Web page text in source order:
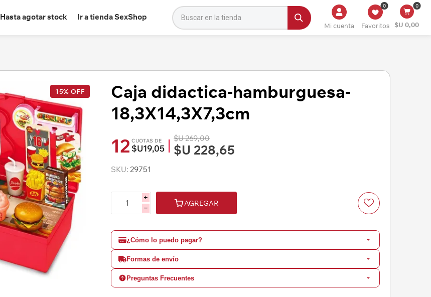
Hasta agotar stock Ir a tienda SexShop
Mi cuenta Favoritos
0 0
$U 0,00
15% OFF
Caja didactica-hamburguesa-
18,3X14,3X7,3cm
12 CUOTAS DE
$U19,05
$U 269,00
$U 228,65
SKU: 29751
i
h
AGREGAR
¿Cómo lo puedo pagar?
Formas de envío
Preguntas Frecuentes